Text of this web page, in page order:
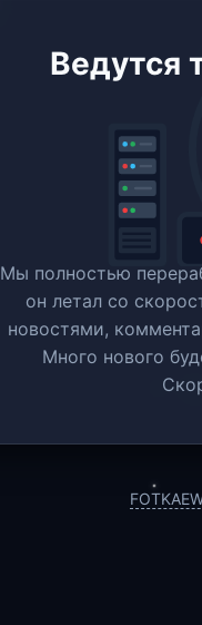
Ведутся
Мы полностью
он летал со
новостями,
Много нового